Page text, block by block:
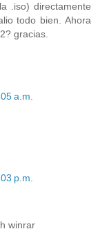
.iso) directamente
todo bien. Ahora
gracias.
a.m.
p.m.
winrar